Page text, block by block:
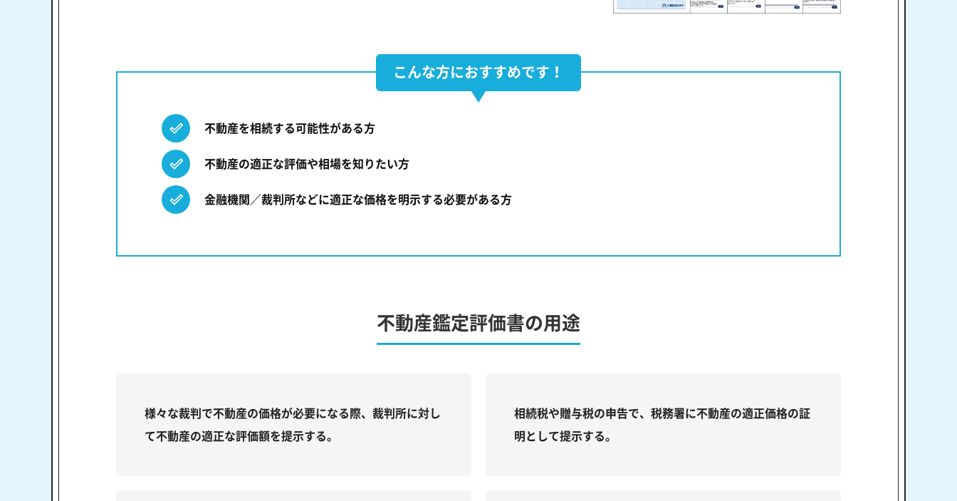
こんな方におすすめです！
不動産を相続する可能性がある方
不動産の適正な評価や相場を知りたい方
金融機関／裁判所などに適正な価格を明示する必要がある方
不動産鑑定評価書の用途
様々な裁判で不動産の価格が必要になる際、裁判所に対し
て不動産の適正な評価額を提示する。
相続税や贈与税の申告で、税務署に不動産の適正価格の証
明として提示する。